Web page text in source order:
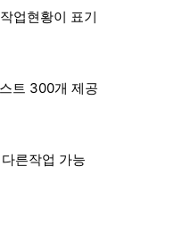
업현황이 표기
트 300개 제공
른작업 가능